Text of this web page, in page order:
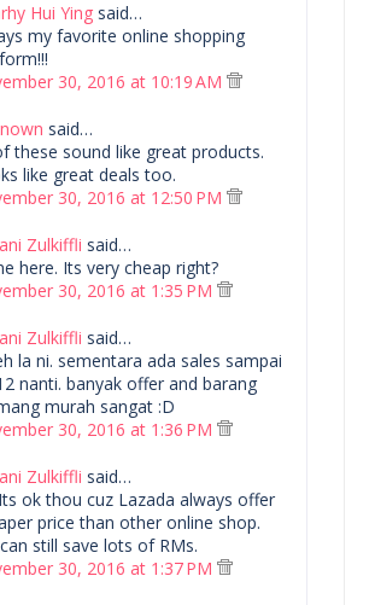
Hui Ying said…
my favorite online shopping
30, 2016 at 10:19 AM
said…
these sound like great products.
like great deals too.
30, 2016 at 12:50 PM
Zulkiffli said…
here. Its very cheap right?
30, 2016 at 1:35 PM
Zulkiffli said…
la ni. sementara ada sales sampai
nanti. banyak offer and barang
murah sangat :D
30, 2016 at 1:36 PM
Zulkiffli said…
ok thou cuz Lazada always offer
price than other online shop.
still save lots of RMs.
30, 2016 at 1:37 PM